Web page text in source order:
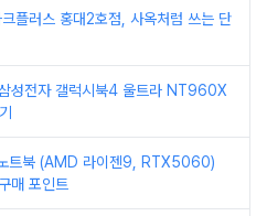
플러스 홍대2호점, 사옥처럼 쓰는 단
성전자 갤럭시북4 울트라 NT960X
트북 (AMD 라이젠9, RTX5060)
매 포인트